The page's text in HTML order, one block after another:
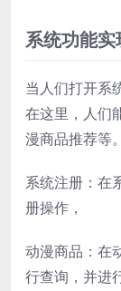
系统功能实
当人们打开系
在这里，人们
漫商品推荐等。
系统注册：在
册操作，
动漫商品：在
行查询，并进